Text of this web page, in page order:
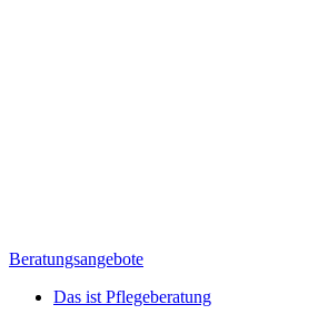
Beratungsangebote
Das ist Pflegeberatung